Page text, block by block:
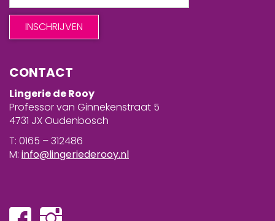
CONTACT
Lingerie de Rooy
Professor van Ginnekenstraat 5
4731 JX Oudenbosch
T: 0165 – 312486
M: info@lingeriederooy.nl